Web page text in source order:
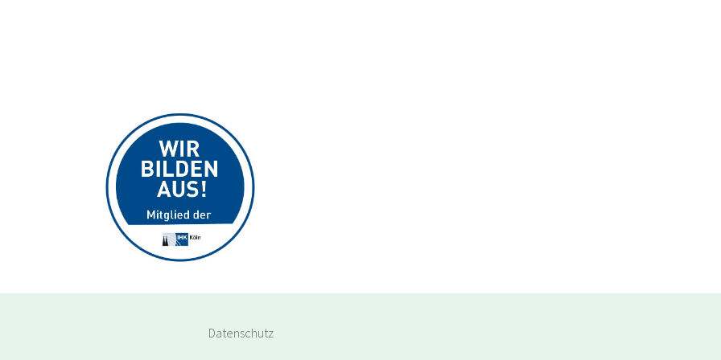
Gesundheitswesen
Mönchengladbach
Labordiagnostik &
Naturwissenschaften
Qualitätsmanagement
& QM-Systeme
Medizinische
Datenschutz